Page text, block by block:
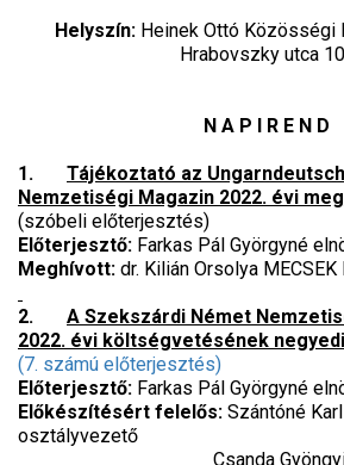
Helyszín: Heinek Ottó Közösségi
Hrabovszky utca
N A P I R E N D
1. Tájékoztató az
Nemzetiségi Magazin 2022. évi
(szóbeli előterjesztés)
Előterjesztő: Farkas Pál Györgyné
Meghívott: dr. Kilián Orsolya MECSEK
2. A Szekszárdi Német
2022. évi költségvetésének
(7. számú előterjesztés)
Előterjesztő: Farkas Pál Györgyné
Előkészítésért felelős: Szántóné
osztályvezető
Csanda Gyöngyi